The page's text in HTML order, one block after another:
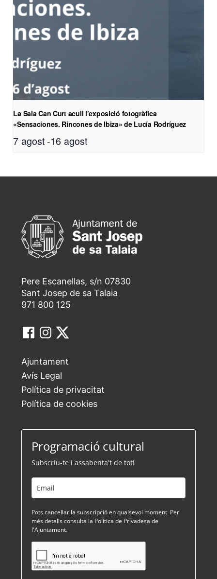
La Sala Can Curt acull l’exposició fotogràfica
«Sensaciones. Rincones de Ibiza» de Lucía Rodríguez
7 agost -16 agost
Pere Escanellas, s/n 07830
Sant Josep de sa Talaia
971 800 125
Ajuntament
Avís Legal
Política de privacitat
Política de cookies
Programació cultural
Subscriu-te i assabenta't de tot!
Pots cancel·lar la subscripció en qualsevol moment. Per
més detalls consulta la Política de Privadesa de
l'Ajuntament.